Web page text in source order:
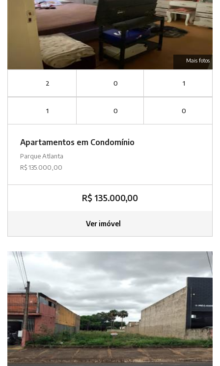
Mais fotos
2 0 1
1 0 0
Apartamentos em Condomínio
Parque Atlanta
R$ 135.000,00
R$ 135.000,00
Ver imóvel